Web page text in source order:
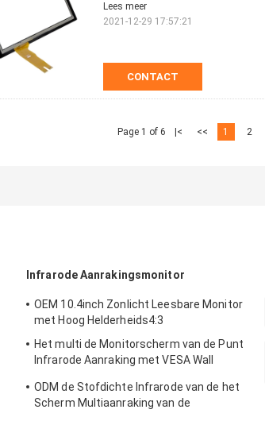
CONTACT
Lees meer
2021-12-29 17:57:21
Page 1 of 6 |< << 1 2
Infrarode Aanrakingsmonitor
OEM 10.4inch Zonlicht Leesbare Monitor
met Hoog Helderheids4:3
Het multi de Monitorscherm van de Punt
Infrarode Aanraking met VESA Wall
ODM de Stofdichte Infrarode van de het
Scherm Multiaanraking van de